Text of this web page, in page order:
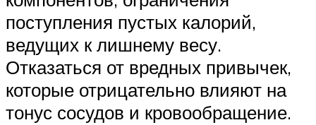
поступления пустых калорий,
ведущих к лишнему весу.
Отказаться от вредных привычек,
которые отрицательно влияют на
тонус сосудов и кровообращение.